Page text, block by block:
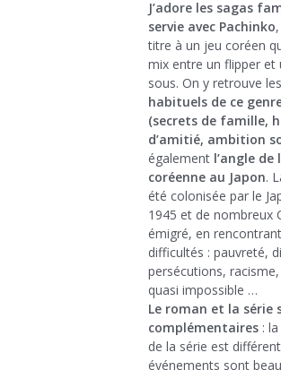
J’adore les sagas
servie avec Pachinko
titre à un jeu coréen
mix entre un flipper et
sous. On y retrouve les
habituels de ce
(secrets de famille,
d’amitié, ambition
également l’angle de
coréenne au Japon.
été colonisée par le
1945 et de nombreux
émigré, en
difficultés : pauvreté,
persécutions,
quasi impossible …
Le roman et la série
complémentaires :
de la série est
événements sont